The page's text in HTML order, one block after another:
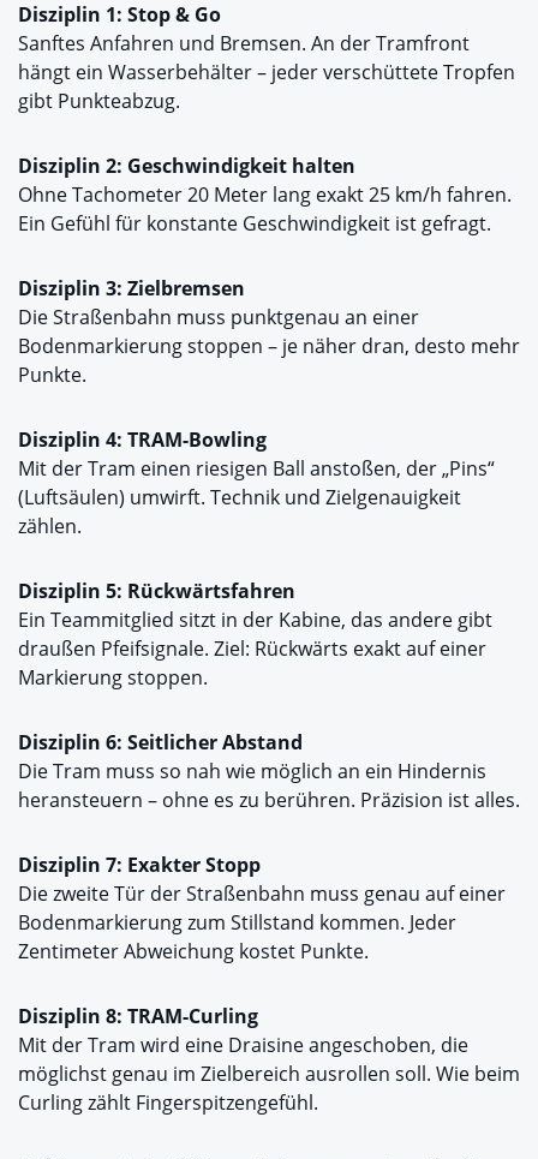
Disziplin 1: Stop & Go
Sanftes Anfahren und Bremsen. An der Tramfront
hängt ein Wasserbehälter – jeder verschüttete Tropfen
gibt Punkteabzug.
Disziplin 2: Geschwindigkeit halten
Ohne Tachometer 20 Meter lang exakt 25 km/h fahren.
Ein Gefühl für konstante Geschwindigkeit ist gefragt.
Disziplin 3: Zielbremsen
Die Straßenbahn muss punktgenau an einer
Bodenmarkierung stoppen – je näher dran, desto mehr
Punkte.
Disziplin 4: TRAM-Bowling
Mit der Tram einen riesigen Ball anstoßen, der „Pins“
(Luftsäulen) umwirft. Technik und Zielgenauigkeit
zählen.
Disziplin 5: Rückwärtsfahren
Ein Teammitglied sitzt in der Kabine, das andere gibt
draußen Pfeifsignale. Ziel: Rückwärts exakt auf einer
Markierung stoppen.
Disziplin 6: Seitlicher Abstand
Die Tram muss so nah wie möglich an ein Hindernis
heransteuern – ohne es zu berühren. Präzision ist alles.
Disziplin 7: Exakter Stopp
Die zweite Tür der Straßenbahn muss genau auf einer
Bodenmarkierung zum Stillstand kommen. Jeder
Zentimeter Abweichung kostet Punkte.
Disziplin 8: TRAM-Curling
Mit der Tram wird eine Draisine angeschoben, die
möglichst genau im Zielbereich ausrollen soll. Wie beim
Curling zählt Fingerspitzengefühl.